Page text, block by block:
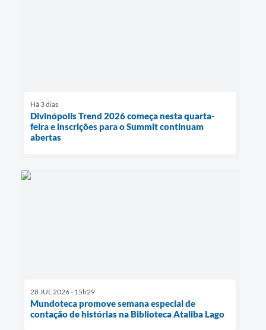
Há 3 dias
Divinópolis Trend 2026 começa nesta quarta-
feira e inscrições para o Summit continuam
abertas
28 JUL 2026 - 15h29
Mundoteca promove semana especial de
contação de histórias na Biblioteca Ataliba Lago